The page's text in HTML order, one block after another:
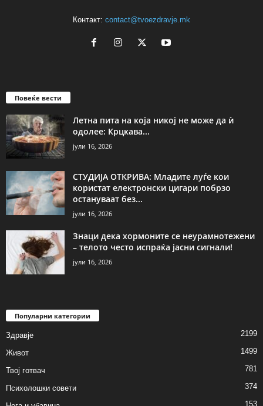
Контакт: contact@tvoezdravje.mk
Повеќе вести
Летна пита на која никој не може да ѝ
одолее: Крцкава...
јули 16, 2026
СТУДИЈА ОТКРИВА: Младите луѓе кои
користат електронски цигари побрзо
остануваат без...
јули 16, 2026
Знаци дека хормоните се неурамнотежени
– телото често испраќа јасни сигнали!
јули 16, 2026
Популарни категории
Здравје 2199
Живот 1499
Твој готвач 781
Психолошки совети 374
153